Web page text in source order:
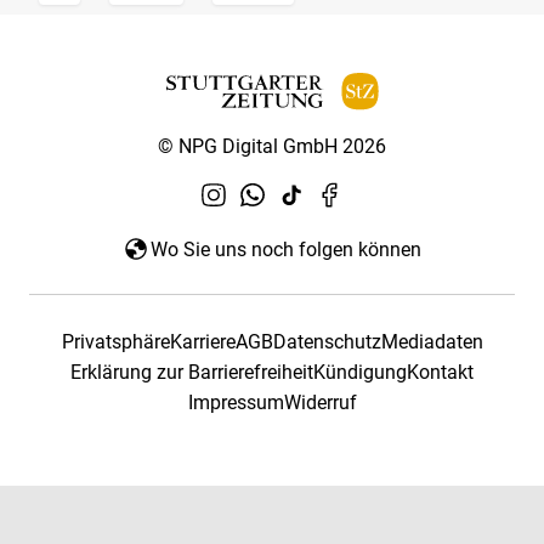
© NPG Digital GmbH 2026
Wo Sie uns noch folgen können
PrivatsphäreKarriereAGBDatenschutzMediadaten
Erklärung zur BarrierefreiheitKündigungKontakt
ImpressumWiderruf